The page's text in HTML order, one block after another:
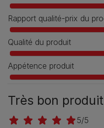
Rapport qualité-prix du
Qualité du produit
Appétence produit
Très bon produit
5/5